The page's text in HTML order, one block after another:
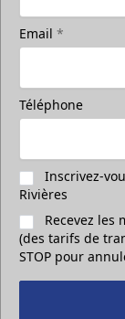
Email *
Téléphone
Inscrivez-
Rivières
Recevez les
(des tarifs de
STOP pour